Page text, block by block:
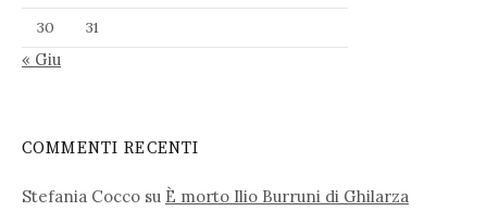
30
31
« Giu
COMMENTI RECENTI
Stefania Cocco su È morto Ilio Burruni di Ghilarza